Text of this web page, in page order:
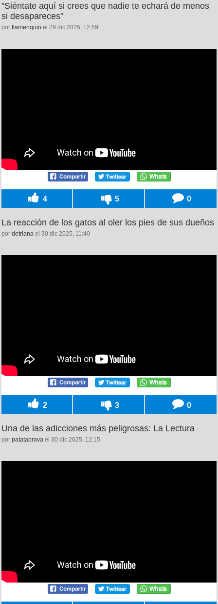
"Siéntate aquí si crees que nadie te echará de menos
si desapareces"
por flamenquin el 29 dic 2025, 12:59
4 5 0
La reacción de los gatos al oler los pies de sus dueños
por detriana el 30 dic 2025, 11:40
2 3 0
Una de las adicciones más peligrosas: La Lectura
por patatabrava el 30 dic 2025, 12:15